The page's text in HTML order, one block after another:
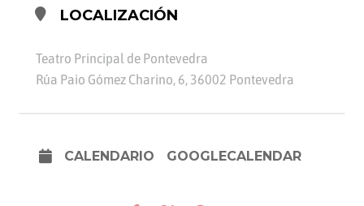
LOCALIZACIÓN
Teatro Principal de Pontevedra
Rúa Paio Gómez Charino, 6, 36002 Pontevedra
CALENDARIO GOOGLECALENDAR